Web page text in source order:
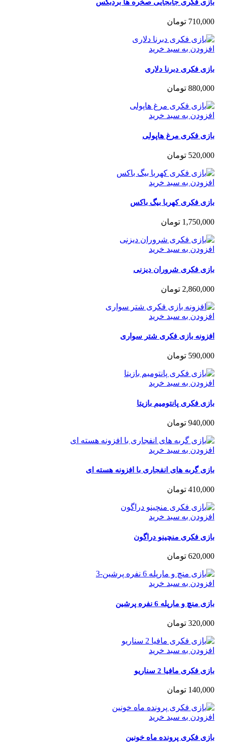
فکری جابجایی صخره ها بردبکس
تومان
به سبد خرید
فکری دبرنا دلاری
تومان
به سبد خرید
فکری مرغ هاپولی
تومان
به سبد خرید
فکری کهربا بیگ باکس
تومان
به سبد خرید
فکری شروران دیزنی
تومان
به سبد خرید
بازی فکری شتر سواری
تومان
به سبد خرید
فکری پانتومیم بازیتا
تومان
به سبد خرید
گربه های انفجاری با افزونه هسته ای
تومان
به سبد خرید
فکری منچینو دراگون
تومان
به سبد خرید
منچ و مارپله 6 نفره پرشین
تومان
به سبد خرید
فکری مافیا 2 سناریو
تومان
به سبد خرید
فکری پرونده ماه خونین